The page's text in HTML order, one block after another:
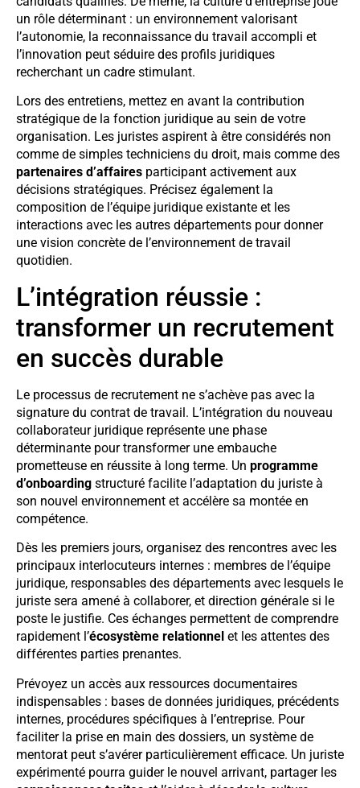
un rôle déterminant : un environnement valorisant
l’autonomie, la reconnaissance du travail accompli et
l’innovation peut séduire des profils juridiques
recherchant un cadre stimulant.
Lors des entretiens, mettez en avant la contribution
stratégique de la fonction juridique au sein de votre
organisation. Les juristes aspirent à être considérés non
comme de simples techniciens du droit, mais comme des
partenaires d’affaires participant activement aux
décisions stratégiques. Précisez également la
composition de l’équipe juridique existante et les
interactions avec les autres départements pour donner
une vision concrète de l’environnement de travail
quotidien.
L’intégration réussie :
transformer un recrutement
en succès durable
Le processus de recrutement ne s’achève pas avec la
signature du contrat de travail. L’intégration du nouveau
collaborateur juridique représente une phase
déterminante pour transformer une embauche
prometteuse en réussite à long terme. Un programme
d’onboarding structuré facilite l’adaptation du juriste à
son nouvel environnement et accélère sa montée en
compétence.
Dès les premiers jours, organisez des rencontres avec les
principaux interlocuteurs internes : membres de l’équipe
juridique, responsables des départements avec lesquels le
juriste sera amené à collaborer, et direction générale si le
poste le justifie. Ces échanges permettent de comprendre
rapidement l’écosystème relationnel et les attentes des
différentes parties prenantes.
Prévoyez un accès aux ressources documentaires
indispensables : bases de données juridiques, précédents
internes, procédures spécifiques à l’entreprise. Pour
faciliter la prise en main des dossiers, un système de
mentorat peut s’avérer particulièrement efficace. Un juriste
expérimenté pourra guider le nouvel arrivant, partager les